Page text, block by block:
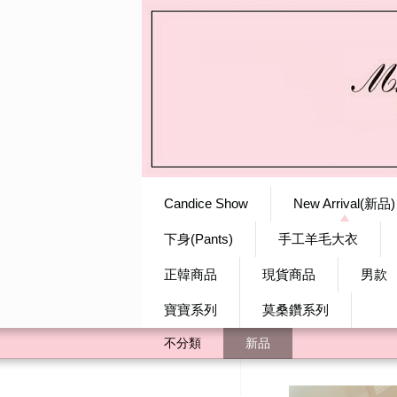
Candice Show New Arrival(新品)
下身(Pants) 手工羊毛大衣
正韓商品 現貨商品 男款
寶寶系列 莫桑鑽系列
不分類 新品